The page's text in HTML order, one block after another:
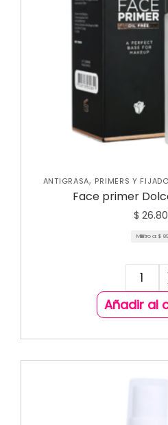
ANTIGRASA, PRIMERS Y
Face primer
$
Mililitro a: $
Añadir al